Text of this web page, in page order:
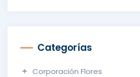
Categorías
Corporación Flores